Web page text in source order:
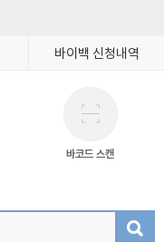
바이백 신청내역
바코드 스캔